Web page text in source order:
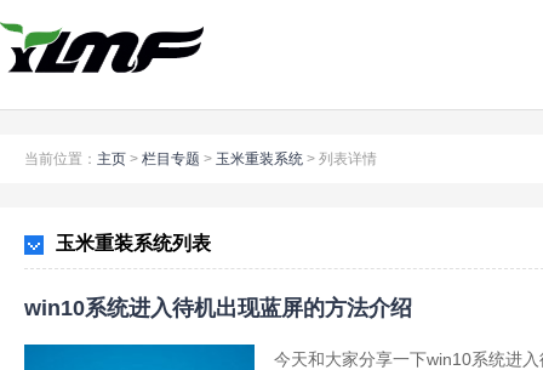
当前位置： 主页 > 栏目专题 > 玉米重装系统 > 列表详情
玉米重装系统列表
win10系统进入待机出现蓝屏的方法介绍
今天和大家分享一下win10系统进